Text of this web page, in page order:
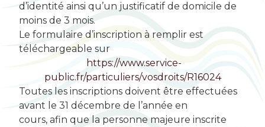
d’identité ainsi qu’un justificatif de domicile de
moins de 3 mois.
Le formulaire d’inscription à remplir est
téléchargeable sur
https://www.service-
public.fr/particuliers/vosdroits/R16024
Toutes les inscriptions doivent être effectuées
avant le 31 décembre de l’année en
cours, afin que la personne majeure inscrite